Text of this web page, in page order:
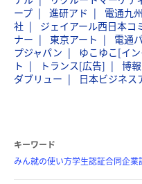
ープ
進研アド 電通九州
社
ジェイアール西日本コ
ナー
東京アート 電通
プジャパン
ゆこゆこ[イ
ト
トランス[広告] 博
ダブリュー
日本ビジネス
キーワード
みん就の使い方学生認証合同企業